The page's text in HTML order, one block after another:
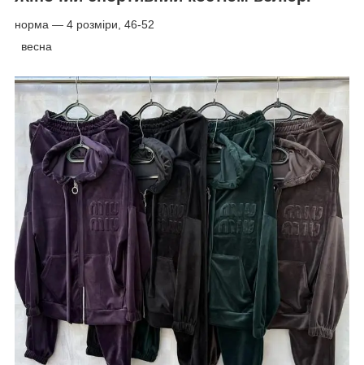
норма — 4 розміри, 46-52
весна